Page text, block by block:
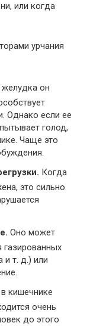
или когда
урчания
он
Однако если ее
голод,
Чаще это
Когда
это сильно
Оно может
газированных
и т. д.) или
кишечнике
очень
до этого